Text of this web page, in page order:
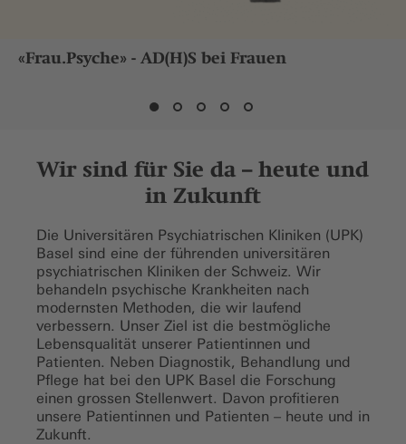
«Frau.Psyche» - AD(H)S bei Frauen
Wir sind für Sie da – heute und
in Zukunft
Die Universitären Psychiatrischen Kliniken (UPK)
Basel sind eine der führenden universitären
psychiatrischen Kliniken der Schweiz. Wir
behandeln psychische Krankheiten nach
modernsten Methoden, die wir laufend
verbessern. Unser Ziel ist die bestmögliche
Lebensqualität unserer Patientinnen und
Patienten. Neben Diagnostik, Behandlung und
Pflege hat bei den UPK Basel die Forschung
einen grossen Stellenwert. Davon profitieren
unsere Patientinnen und Patienten – heute und in
Zukunft.